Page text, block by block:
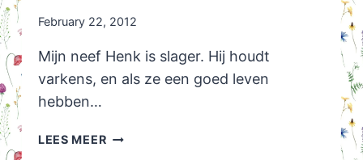
February 22, 2012
Mijn neef Henk is slager. Hij houdt
varkens, en als ze een goed leven
hebben…
LEES MEERRARA,